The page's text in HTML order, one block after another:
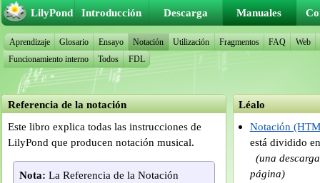
Referencia de la notación
Este libro explica todas las instrucciones de
LilyPond que producen notación musical.
Nota: La Referencia de la Notación
Léalo
Notación
está dividido
(una
página)
LilyPond Introducción Descarga Manuales
Aprendizaje Glosario Ensayo Notación Utilización Fragmentos FAQ
Web
Funcionamiento interno
Todos FDL